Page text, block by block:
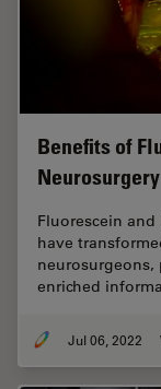
Benefits of
Neurosurgery
Fluorescein
have
enriched
Jul 06, 2022